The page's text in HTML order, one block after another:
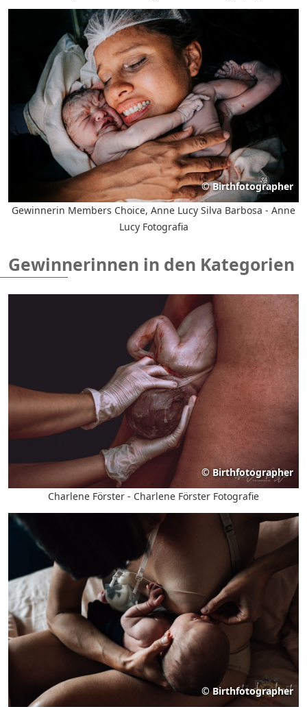
© Birthfotographer
Gewinnerin Members Choice, Anne Lucy Silva Barbosa - Anne
Lucy Fotografia
Gewinnerinnen in den Kategorien
© Birthfotographer
Charlene Förster - Charlene Förster Fotografie
© Birthfotographer